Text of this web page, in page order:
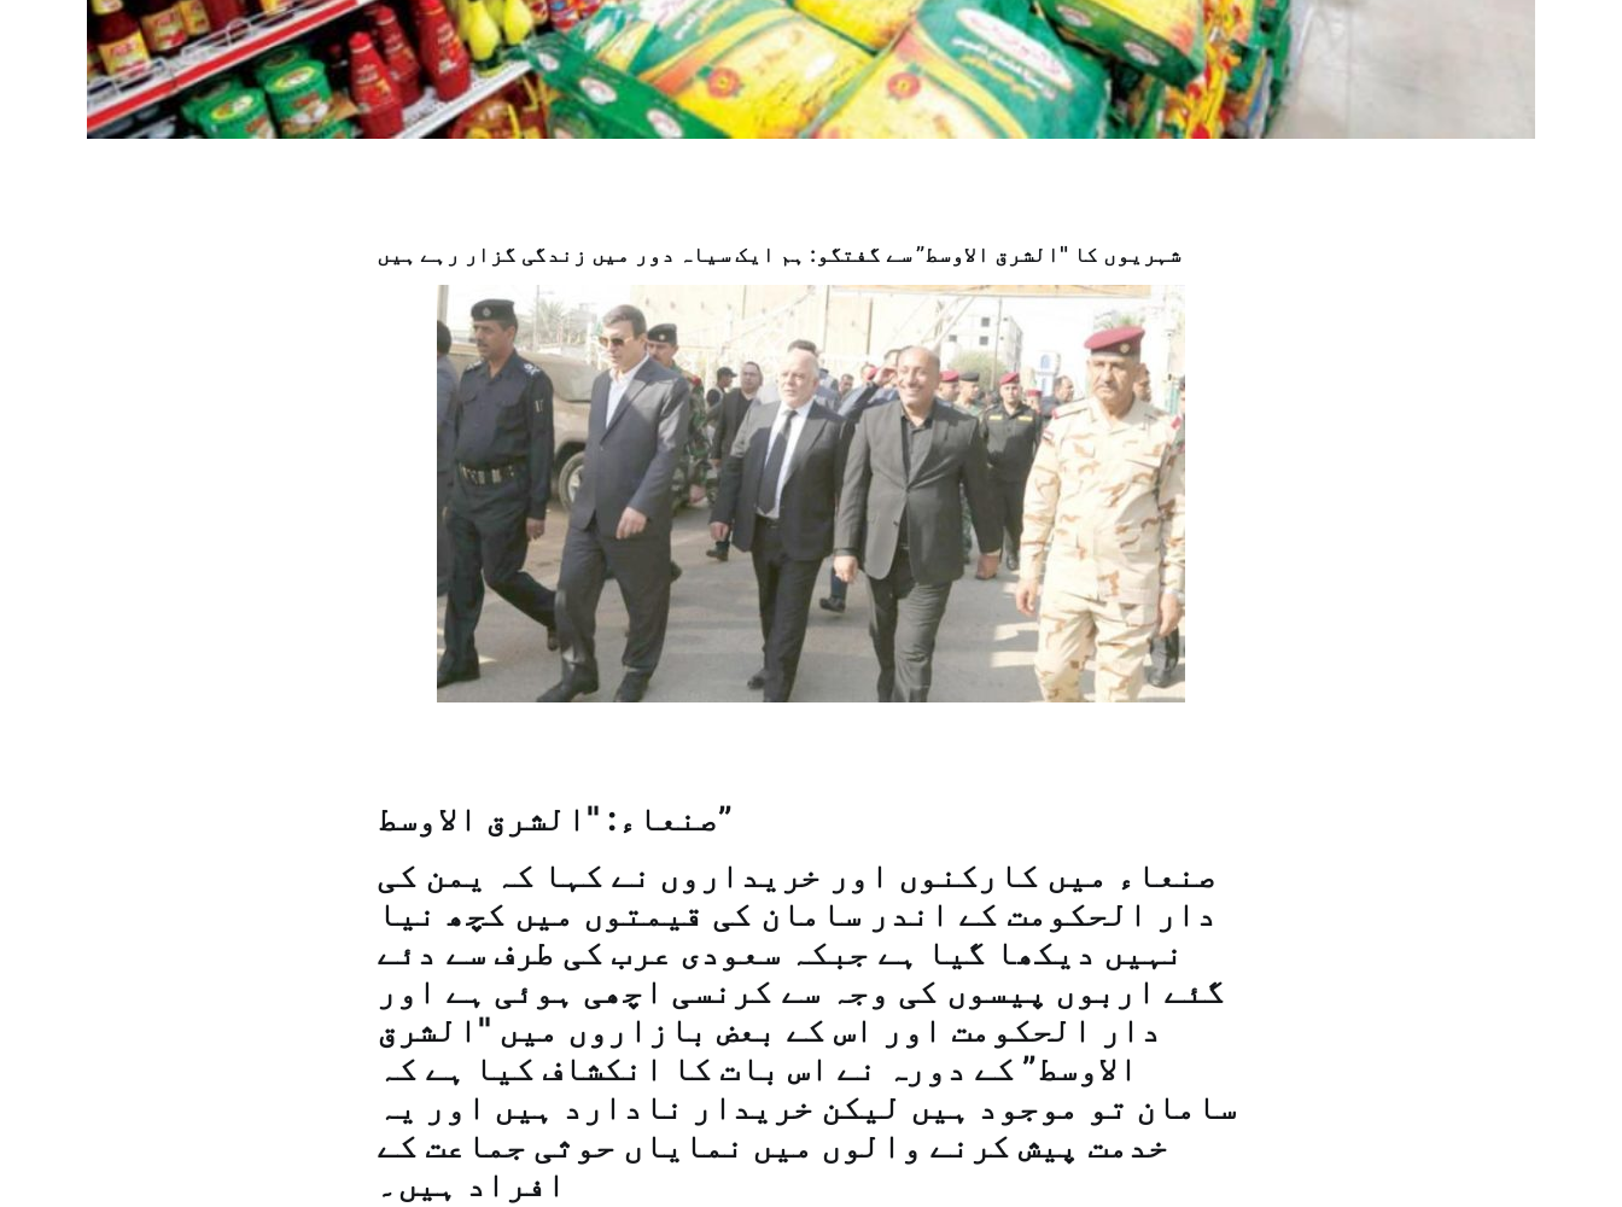
شہریوں کا "الشرق الاوسط” سے گفتگو: ہم ایک سیاہ دور میں زندگی گزار رہے ہیں
صنعاء: "الشرق الاوسط”
صنعاء میں کارکنوں اور خریداروں نے کہا کہ یمن کی
دار الحکومت کے اندر سامان کی قیمتوں میں کچھ نیا
نہیں دیکھا گیا ہے جبکہ سعودی عرب کی طرف سے دئے
گئے اربوں پیسوں کی وجہ سے کرنسی اچھی ہوئی ہے اور
دار الحکومت اور اس کے بعض بازاروں میں "الشرق
الاوسط” کے دورہ نے اس بات کا انکشاف کیا ہے کہ
سامان تو موجود ہیں لیکن خریدار نادارد ہیں اور یہ
خدمت پیش کرنے والوں میں نمایاں حوثی جماعت کے
افراد ہیں۔